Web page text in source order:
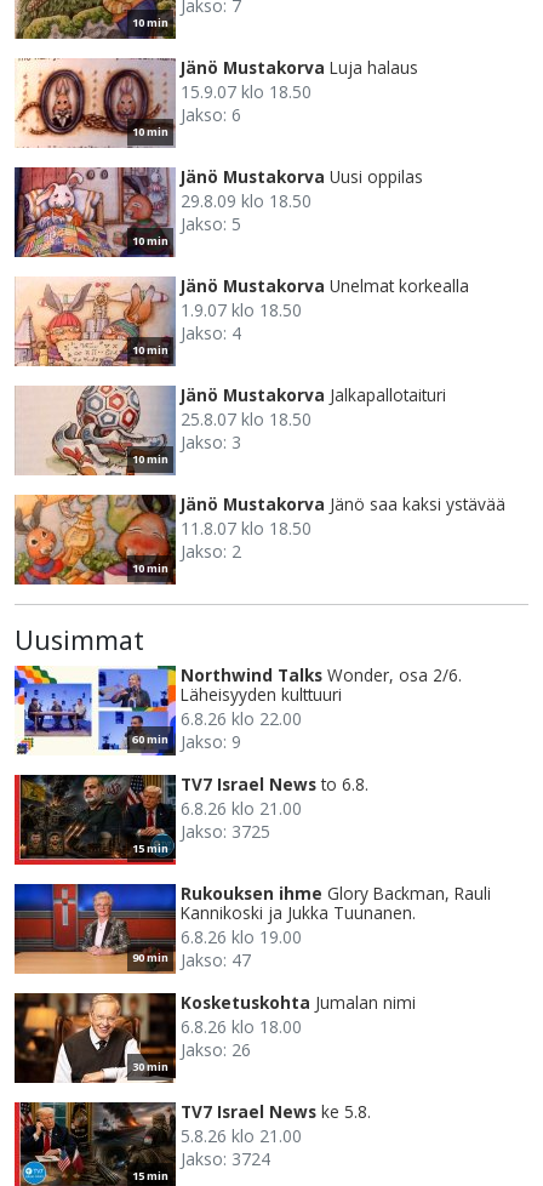
10 min
Jakso: 7
10 min
Jänö Mustakorva Luja halaus
15.9.07 klo 18.50
Jakso: 6
10 min
Jänö Mustakorva Uusi oppilas
29.8.09 klo 18.50
Jakso: 5
10 min
Jänö Mustakorva Unelmat korkealla
1.9.07 klo 18.50
Jakso: 4
10 min
Jänö Mustakorva Jalkapallotaituri
25.8.07 klo 18.50
Jakso: 3
10 min
Jänö Mustakorva Jänö saa kaksi ystävää
11.8.07 klo 18.50
Jakso: 2
Uusimmat
60 min
Northwind Talks Wonder, osa 2/6.
Läheisyyden kulttuuri
6.8.26 klo 22.00
Jakso: 9
15 min
TV7 Israel News to 6.8.
6.8.26 klo 21.00
Jakso: 3725
90 min
Rukouksen ihme Glory Backman, Rauli
Kannikoski ja Jukka Tuunanen.
6.8.26 klo 19.00
Jakso: 47
30 min
Kosketuskohta Jumalan nimi
6.8.26 klo 18.00
Jakso: 26
15 min
TV7 Israel News ke 5.8.
5.8.26 klo 21.00
Jakso: 3724